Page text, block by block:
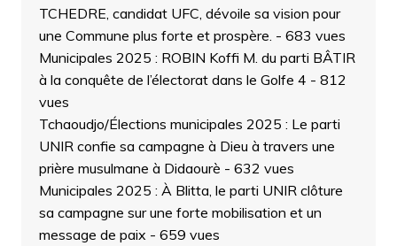
TCHEDRE, candidat UFC, dévoile sa vision pour
une Commune plus forte et prospère. - 683 vues
Municipales 2025 : ROBIN Koffi M. du parti BÂTIR
à la conquête de l’électorat dans le Golfe 4 - 812
vues
Tchaoudjo/Élections municipales 2025 : Le parti
UNIR confie sa campagne à Dieu à travers une
prière musulmane à Didaourè - 632 vues
Municipales 2025 : À Blitta, le parti UNIR clôture
sa campagne sur une forte mobilisation et un
message de paix - 659 vues